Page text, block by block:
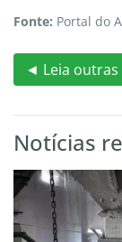
Fonte: Portal do
◄ Leia outras
Notícias